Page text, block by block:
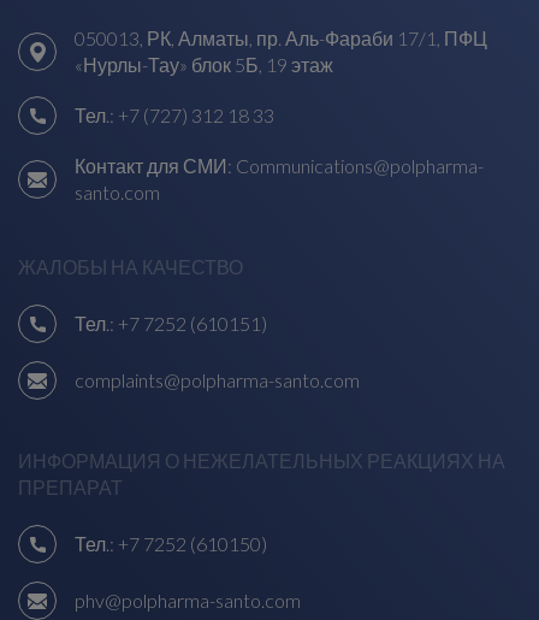
050013, РК, Алматы, пр. Аль-Фараби 17/1, ПФЦ
«Нурлы-Тау» блок 5Б, 19 этаж
Тел.: +7 (727) 312 18 33
Контакт для СМИ: Communications@polpharma-
santo.com
ЖАЛОБЫ НА КАЧЕСТВО
Тел.: +7 7252 (610151)
complaints@polpharma-santo.com
ИНФОРМАЦИЯ О НЕЖЕЛАТЕЛЬНЫХ РЕАКЦИЯХ НА
ПРЕПАРАТ
Тел.: +7 7252 (610150)
phv@polpharma-santo.com